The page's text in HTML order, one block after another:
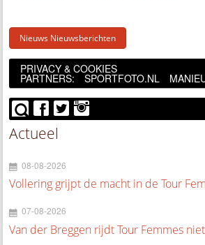
Nieuws Nieuwsberichten
PRIVACY & COOKIES
PARTNERS: SPORTFOTO.NL
Actueel
08-08-2026
Vollering grijpt de macht in de Tour
07-08-2026
Van der Breggen rijdt Tour Femmes